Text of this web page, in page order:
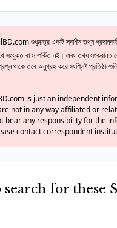
শুধুমাত্র একটি স্বাধীন তথ্য
সংযুক্ত বা সম্পর্কিত নই। এবং তথ্য সংক্রান্ত
থাকে তবে অনুগ্রহ করে সংশ্লিষ্ট
is just an independent
not in any way affiliated or
bear any responsibility for the
contact correspondent
search for these